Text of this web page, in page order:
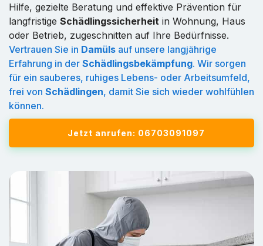
Hilfe, gezielte Beratung und effektive Prävention für
langfristige Schädlingssicherheit in Wohnung, Haus
oder Betrieb, zugeschnitten auf Ihre Bedürfnisse.
Vertrauen Sie in Damüls auf unsere langjährige
Erfahrung in der Schädlingsbekämpfung. Wir sorgen
für ein sauberes, ruhiges Lebens- oder Arbeitsumfeld,
frei von Schädlingen, damit Sie sich wieder wohlfühlen
können.
Jetzt anrufen: 06703091097